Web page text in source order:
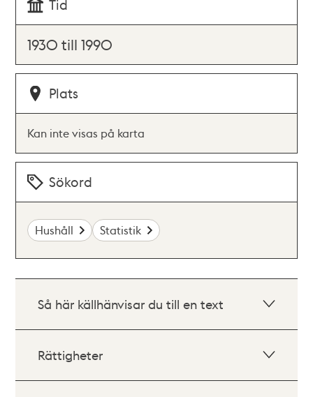
Tid
1930 till 1990
Plats
Kan inte visas på karta
Sökord
Hushåll Statistik
Så här källhänvisar du till en text
Rättigheter